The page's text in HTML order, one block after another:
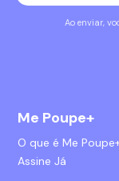
Ao enviar,
Me Poupe+
O que é Me
Assine Já